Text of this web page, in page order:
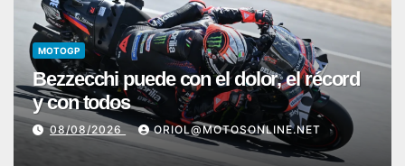
MOTOGP
Bezzecchi puede con el dolor, el récord
y con todos
08/08/2026 ORIOL@MOTOSONLINE.NET